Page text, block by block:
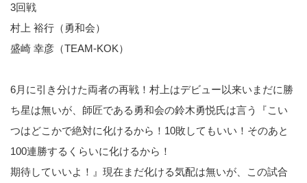
3回戦
村上 裕行（勇和会）
盛崎 幸彦（TEAM-KOK）
6月に引き分けた両者の再戦！村上はデビュー以来いまだに勝
ち星は無いが、師匠である勇和会の鈴木勇悦氏は言う『こい
つはどこかで絶対に化けるから！10敗してもいい！そのあと
100連勝するくらいに化けるから！
期待していいよ！』現在まだ化ける気配は無いが、この試合